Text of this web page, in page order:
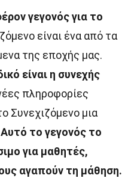
γεγονός για το
είναι ένα από τα
της εποχής μας.
είναι η συνεχής
πληροφορίες
Συνεχιζόμενο μια
Αυτό το γεγονός το
για μαθητές,
αγαπούν τη μάθηση.